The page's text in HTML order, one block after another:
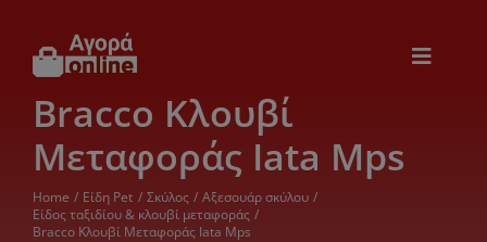
περιεχόμενο
Toggle
Εικόνα & Ήχος
Παιχνίδια
Bracco Κλουβί
Μεταφοράς Iata Mps
Home Είδη Pet Σκύλος
Αξεσουάρ σκύλου
Είδος ταξιδίου & κλουβί μεταφοράς
Bracco Κλουβί Μεταφοράς Iata Mps